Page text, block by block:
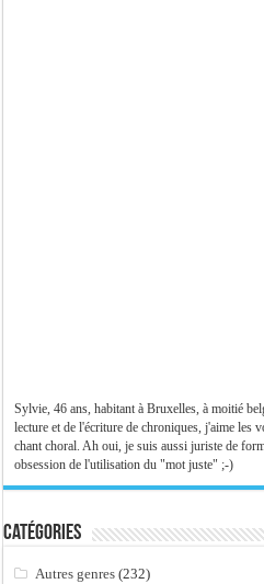
Sylvie, 46 ans, habitant à Bruxelles, à moitié
lecture et de l'écriture de chroniques, j'aime les
chant choral. Ah oui, je suis aussi juriste de
obsession de l'utilisation du "mot juste" ;-)
Catégories
Autres genres (232)